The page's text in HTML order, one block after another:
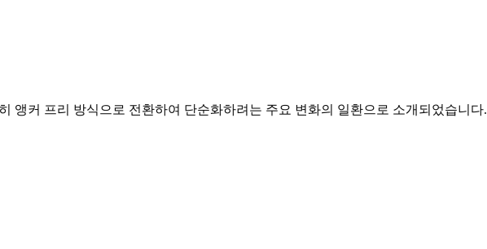
앵커 프리 방식으로 전환하여 단순화하려는 주요 변화의 일환으로 소개되었습니다.